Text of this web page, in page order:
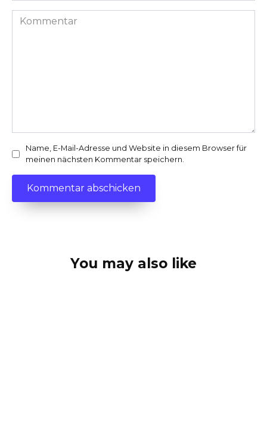
Kommentar
Name, E-Mail-Adresse und Website in diesem Browser für
meinen nächsten Kommentar speichern.
You may also like